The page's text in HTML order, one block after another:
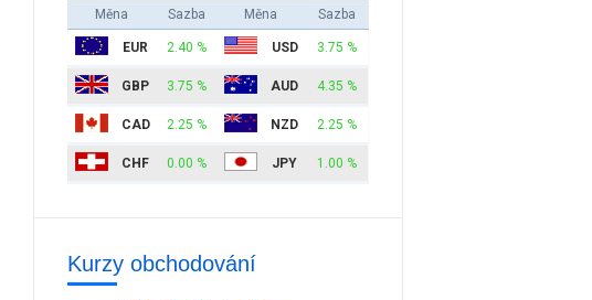
Měna Sazba Měna Sazba
EUR 2.40 % USD 3.75 %
GBP 3.75 % AUD 4.35 %
CAD 2.25 % NZD 2.25 %
CHF 0.00 % JPY 1.00 %
Kurzy obchodování